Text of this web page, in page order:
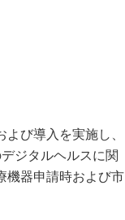
び導入を実施し、
ジタルヘルスに関
機器申請時および市